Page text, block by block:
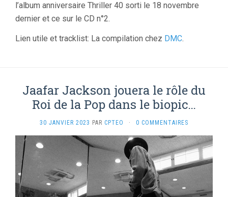
l’album anniversaire Thriller 40 sorti le 18 novembre
dernier et ce sur le CD n°2.
Lien utile et tracklist: La compilation chez DMC.
Jaafar Jackson jouera le rôle du
Roi de la Pop dans le biopic…
30 JANVIER 2023 PAR CPTEO · 0 COMMENTAIRES